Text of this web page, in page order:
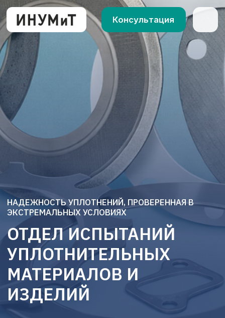
Консультация
О
Проекты
Карьера
Контакты
Центр по комплексным испытаниям
уплотнительных материалов, где проверяется
и подтверждается надежность каждого
решения
Обладаем уникальным опытом в тестировании
изделий из графита, безасбеста и других
композитных материалов по мировым
стандартам
ОТДЕЛ ИСПЫТАНИЙ
УПЛОТНИТЕЛЬНЫХ
МАТЕРИАЛОВ И
ИЗДЕЛИЙ
НАДЕЖНОСТЬ УПЛОТНЕНИЙ, ПРОВЕРЕННАЯ В
ЭКСТРЕМАЛЬНЫХ УСЛОВИЯХ